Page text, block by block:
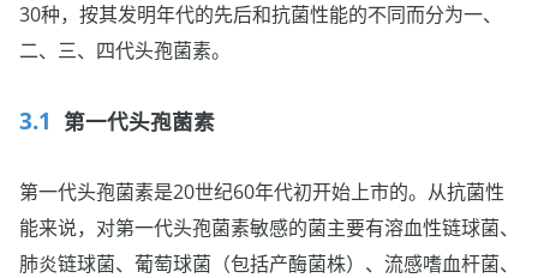
30种，按其发明年代的先后和抗菌性能的不同而分为一、
二、三、四代头孢菌素。
第一代头孢菌素
第一代头孢菌素是20世纪60年代初开始上市的。从抗菌性
能来说，对第一代头孢菌素敏感的菌主要有溶血性链球菌、
肺炎链球菌、葡萄球菌（包括产酶菌株）、流感嗜血杆菌、